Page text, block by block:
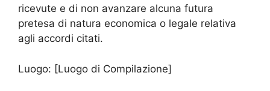
ricevute e di non avanzare alcuna futura
pretesa di natura economica o legale relativa
agli accordi citati.
Luogo: [Luogo di Compilazione]